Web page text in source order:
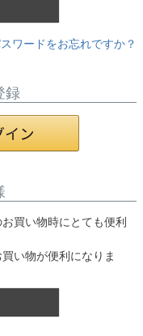
ワードをお忘れですか？
録
買い物時にとても便利
い物が便利になりま